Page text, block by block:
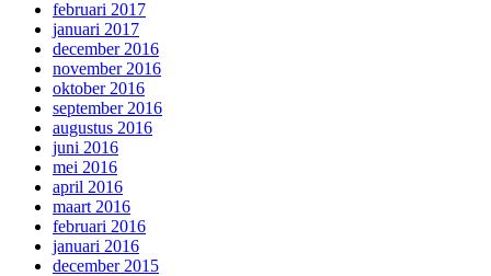
februari 2017
januari 2017
december 2016
november 2016
oktober 2016
september 2016
augustus 2016
juni 2016
mei 2016
april 2016
maart 2016
februari 2016
januari 2016
december 2015